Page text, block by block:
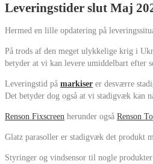
Leveringstider slut Maj
Hermed en lille opdatering på
På trods af den meget ulykkelige krig i
betyder at vi kan levere umiddelbart efter
Leveringstid på markiser er desværre
Det betyder dog også at vi stadigvæk kan
Renson Fixscreen herunder også Renson
Glatz parasoller er stadigvæk det produkt
Styringer og vindsensor til nogle